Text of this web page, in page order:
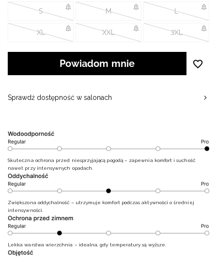
S M L
XL XXL 3XL
Powiadom mnie
Sprawdź dostępność w salonach
Skuteczna ochrona przed niesprzyjającą pogodą – zapewnia komfort i suchość
nawet przy intensywnych opadach.
Zwiększona oddychalność – utrzymuje komfort podczas aktywności o średniej
intensywności.
Lekka warstwa wierzchnia – idealna, gdy temperatury są wyższe.